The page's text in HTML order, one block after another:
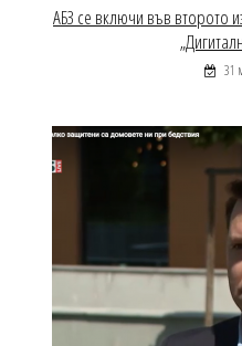
АБЗ се включи във второто
31